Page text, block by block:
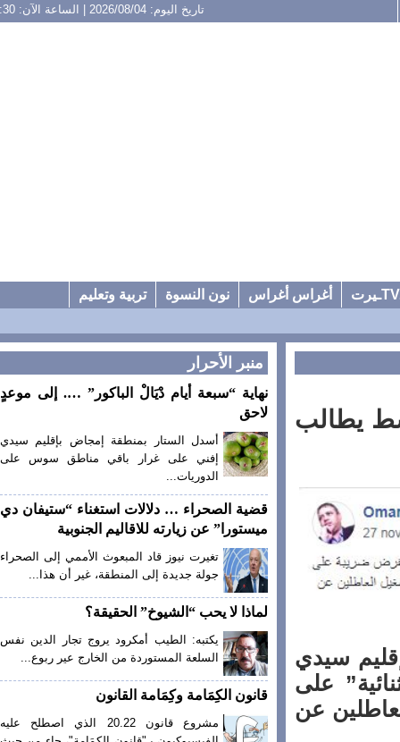
تاريخ اليوم: 2026/08/04 | الساعة الآن: 19:30
أغراس أغراس نون النسوة تربية وتعليم
يطالب
سيدي
على
عن
منبر الأحرار
نهاية “سبعة أيام دْيَالْ الباكور” …. إلى موعدٍ
لاحق
أسدل الستار بمنطقة إمجاض بإقليم سيدي
إفني على غرار باقي مناطق سوس على
الدوريات...
قضية الصحراء … دلالات استغناء “ستيفان دي
ميستورا” عن زيارته للاقاليم الجنوبية
تغيرت نيوز قاد المبعوث الأممي إلى الصحراء
جولة جديدة إلى المنطقة، غير أن هذا...
لماذا لا يحب “الشيوخ” الحقيقة؟
يكتبه: الطيب أمكرود يروج تجار الدين نفس
السلعة المستوردة من الخارج عير ربوع...
قانون الكِمَامة وكِمَامة القانون
مشروع قانون 20.22 الذي اصطلح عليه